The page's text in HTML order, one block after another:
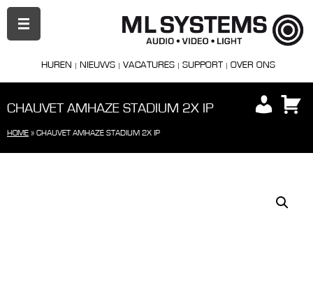
HUREN NIEUWS VACATURES SUPPORT OVER ONS
PRIMAIR
MENU
CHAUVET AMHAZE STADIUM 2X IP
HOME » CHAUVET AMHAZE STADIUM 2X IP